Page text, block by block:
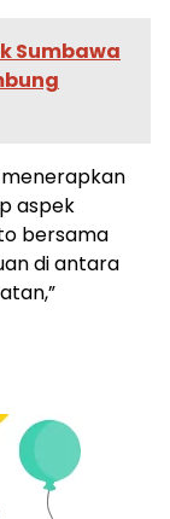
Sumbawa
aspek
bersama
di antara